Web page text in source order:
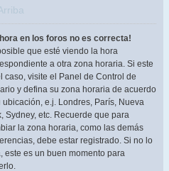
hora en los foros no es correcta!
que esté viendo la hora
a otra zona horaria. Si este
caso, visite el Panel de Control de
y defina su zona horaria de acuerdo
ubicación, e.j. Londres, París, Nueva
Sydney, etc. Recuerde que para
la zona horaria, como las demás
debe estar registrado. Si no lo
este es un buen momento para